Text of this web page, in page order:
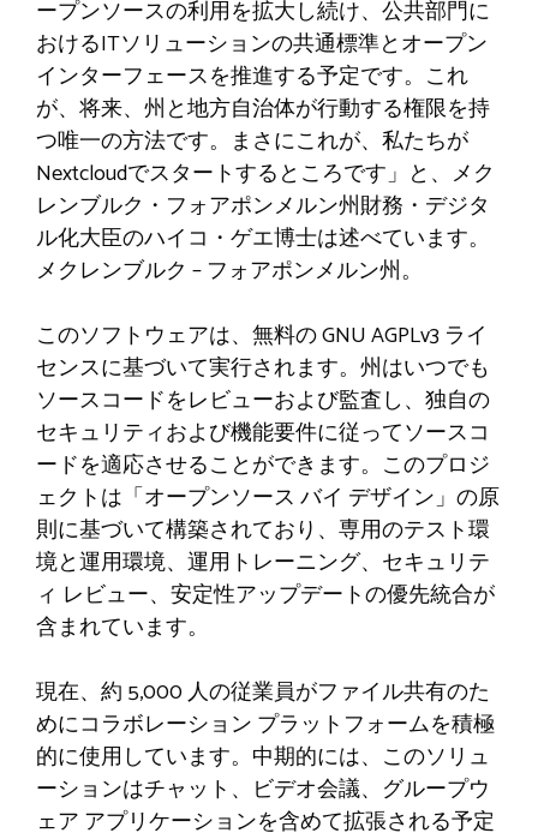
ープンソースの利用を拡大し続け、公共部門に
おけるITソリューションの共通標準とオープン
インターフェースを推進する予定です。これ
が、将来、州と地方自治体が行動する権限を持
つ唯一の方法です。まさにこれが、私たちが
Nextcloudでスタートするところです」と、メク
レンブルク・フォアポンメルン州財務・デジタ
ル化大臣のハイコ・ゲエ博士は述べています。
メクレンブルク – フォアポンメルン州。
このソフトウェアは、無料の GNU AGPLv3 ライ
センスに基づいて実行されます。州はいつでも
ソースコードをレビューおよび監査し、独自の
セキュリティおよび機能要件に従ってソースコ
ードを適応させることができます。このプロジ
ェクトは「オープンソース バイ デザイン」の原
則に基づいて構築されており、専用のテスト環
境と運用環境、運用トレーニング、セキュリテ
ィ レビュー、安定性アップデートの優先統合が
含まれています。
現在、約 5,000 人の従業員がファイル共有のた
めにコラボレーション プラットフォームを積極
的に使用しています。中期的には、このソリュ
ーションはチャット、ビデオ会議、グループウ
ェア アプリケーションを含めて拡張される予定